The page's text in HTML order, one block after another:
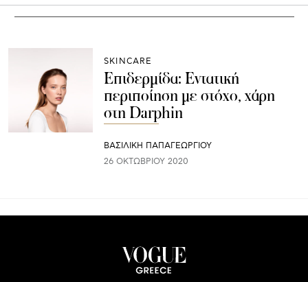
SKINCARE
Eπιδερμίδα: Εντατική
περιποίηση με στόχο, χάρη
στη Darphin
ΒΑΣΙΛΙΚΗ ΠΑΠΑΓΕΩΡΓΙΟΥ
26 ΟΚΤΩΒΡΊΟΥ 2020